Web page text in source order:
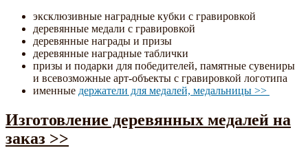
эксклюзивные наградные кубки с гравировкой
деревянные медали с гравировкой
деревянные награды и призы
деревянные наградные таблички
призы и подарки для победителей, памятные сувениры
и всевозможные арт-объекты с гравировкой логотипа
именные держатели для медалей, медальницы >>
Изготовление деревянных медалей на
заказ >>